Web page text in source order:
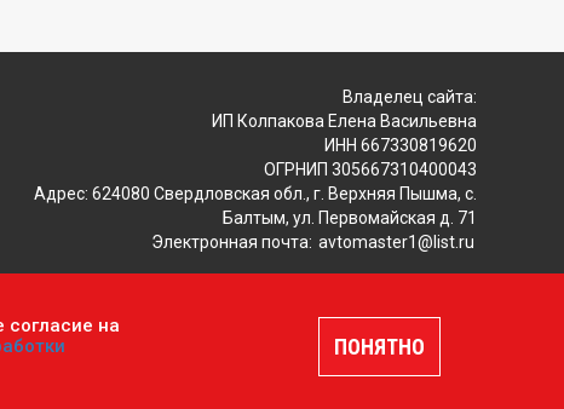
Владелец сайта:
ИП Колпакова Елена Васильевна
ИНН 667330819620
ОГРНИП 305667310400043
Адрес: 624080 Свердловская обл., г. Верхняя Пышма, с.
Балтым, ул. Первомайская д. 71
Электронная почта: avtomaster1@list.ru
публичной офертой, определяемой положениями
согласие на
ПОНЯТНО